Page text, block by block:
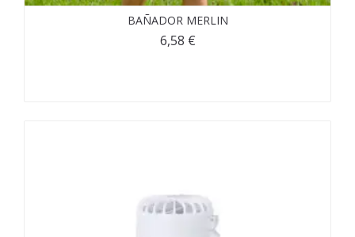
BAÑADOR MERLIN
6,58 €